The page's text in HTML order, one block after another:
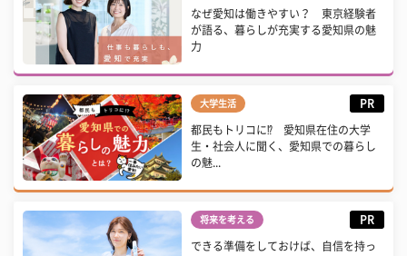
なぜ愛知は働きやすい？ 東京経験者
が語る、暮らしが充実する愛知県の魅
力
大学生活 PR
都民もトリコに⁉ 愛知県在住の大学
生・社会人に聞く、愛知県での暮らし
の魅...
将来を考える PR
できる準備をしておけば、自信を持っ